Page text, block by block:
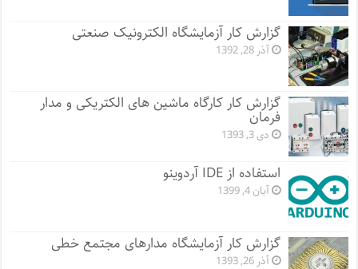
گزارش کار آزمایشگاه الکترونیک صنعتی
آذر 28, 1392
گزارش کار کارگاه ماشین های الکتریکی و مدار
فرمان
دی 3, 1393
استفاده از IDE آردوینو
آبان 4, 1399
گزارش کار آزمایشگاه مدارهای مجتمع خطی
آذر 26, 1393